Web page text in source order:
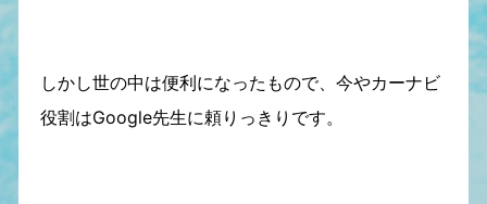
しかし世の中は便利になったもので、今やカーナビ
役割はGoogle先生に頼りっきりです。